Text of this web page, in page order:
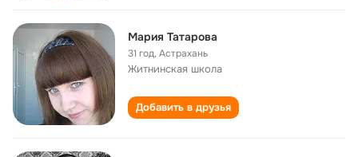
Мария Татарова
31 год,Астрахань
Житнинская школа
Добавить в друзья